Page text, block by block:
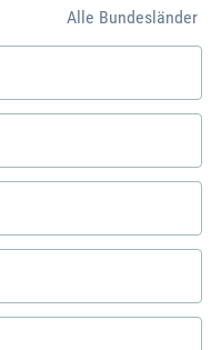
Alle Bundesländer